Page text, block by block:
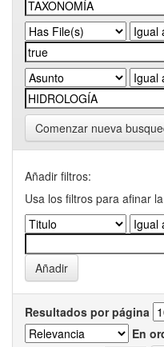
Comenzar nueva
Añadir filtros:
Usa los filtros para afinar
Resultados por página
En